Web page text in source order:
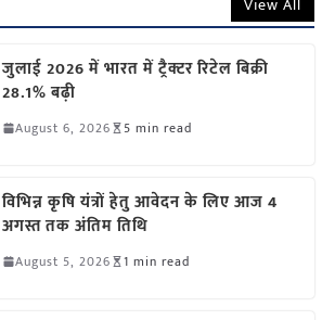
जुलाई 2026 में भारत में ट्रैक्टर रिटेल बिक्री
28.1% बढ़ी
August 6, 2026 5 min read
विभिन्न कृषि यंत्रों हेतु आवेदन के लिए आज 4
अगस्त तक अंतिम तिथि
August 5, 2026 1 min read